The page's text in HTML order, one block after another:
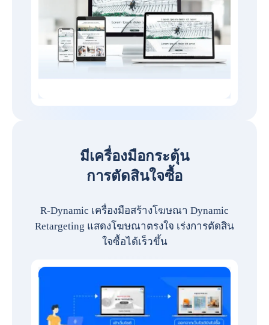
มีเครื่องมือกระตุ้น
การตัดสินใจซื้อ
R-Dynamic เครื่องมือสร้างโฆษณา Dynamic
Retargeting แสดงโฆษณาตรงใจ เร่งการตัดสิน
ใจซื้อได้เร็วขึ้น